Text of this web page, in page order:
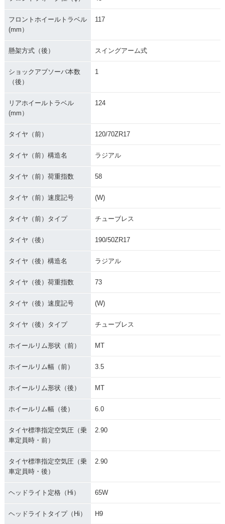
フロントホイールトラベル
(mm）
117
懸架方式（後） スイングアーム式
ショックアブソーバ本数
（後）
1
リアホイールトラベル
(mm）
124
タイヤ（前） 120/70ZR17
タイヤ（前）構造名 ラジアル
タイヤ（前）荷重指数 58
タイヤ（前）速度記号 (W)
タイヤ（前）タイプ チューブレス
タイヤ（後） 190/50ZR17
タイヤ（後）構造名 ラジアル
タイヤ（後）荷重指数 73
タイヤ（後）速度記号 (W)
タイヤ（後）タイプ チューブレス
ホイールリム形状（前） MT
ホイールリム幅（前） 3.5
ホイールリム形状（後） MT
ホイールリム幅（後） 6.0
タイヤ標準指定空気圧（乗
車定員時・前）
2.90
タイヤ標準指定空気圧（乗
車定員時・後）
2.90
ヘッドライト定格（Hi） 65W
ヘッドライトタイプ（Hi） H9